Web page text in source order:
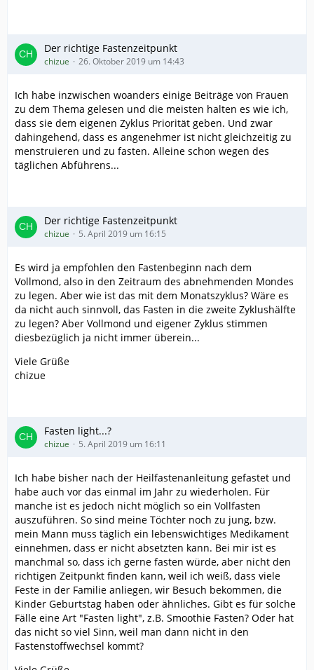
Der richtige Fastenzeitpunkt
chizue 26. Oktober 2019 um 14:43
Ich habe inzwischen woanders einige Beiträge von Frauen
zu dem Thema gelesen und die meisten halten es wie ich,
dass sie dem eigenen Zyklus Priorität geben. Und zwar
dahingehend, dass es angenehmer ist nicht gleichzeitig zu
menstruieren und zu fasten. Alleine schon wegen des
täglichen Abführens...
Der richtige Fastenzeitpunkt
chizue 5. April 2019 um 16:15
Es wird ja empfohlen den Fastenbeginn nach dem
Vollmond, also in den Zeitraum des abnehmenden Mondes
zu legen. Aber wie ist das mit dem Monatszyklus? Wäre es
da nicht auch sinnvoll, das Fasten in die zweite Zyklushälfte
zu legen? Aber Vollmond und eigener Zyklus stimmen
diesbezüglich ja nicht immer überein...
Viele Grüße
chizue
Fasten light...?
chizue 5. April 2019 um 16:11
Ich habe bisher nach der Heilfastenanleitung gefastet und
habe auch vor das einmal im Jahr zu wiederholen. Für
manche ist es jedoch nicht möglich so ein Vollfasten
auszuführen. So sind meine Töchter noch zu jung, bzw.
mein Mann muss täglich ein lebenswichtiges Medikament
einnehmen, dass er nicht absetzten kann. Bei mir ist es
manchmal so, dass ich gerne fasten würde, aber nicht den
richtigen Zeitpunkt finden kann, weil ich weiß, dass viele
Feste in der Familie anliegen, wir Besuch bekommen, die
Kinder Geburtstag haben oder ähnliches. Gibt es für solche
Fälle eine Art "Fasten light", z.B. Smoothie Fasten? Oder hat
das nicht so viel Sinn, weil man dann nicht in den
Fastenstoffwechsel kommt?